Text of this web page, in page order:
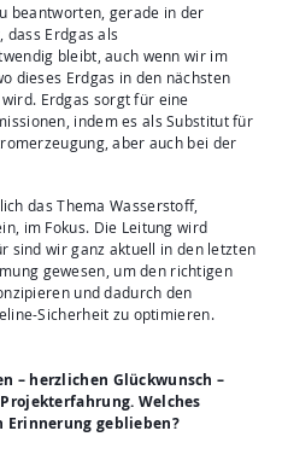
beantworten, gerade in der
dass Erdgas als
bleibt, auch wenn wir im
dieses Erdgas in den nächsten
Erdgas sorgt für eine
indem es als Substitut für
aber auch bei der
das Thema Wasserstoff,
im Fokus. Die Leitung wird
sind wir ganz aktuell in den letzten
gewesen, um den richtigen
und dadurch den
Sicherheit zu optimieren.
– herzlichen Glückwunsch –
Welches
geblieben?